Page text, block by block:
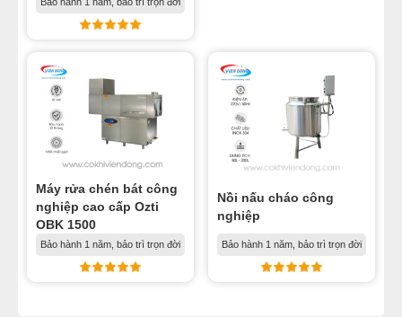
Máy rửa chén bát công
nghiệp cao cấp Ozti
OBK 1500
Bảo hành 1 năm, bảo trì trọn đời
Nồi nấu cháo công
nghiệp
Bảo hành 1 năm, bảo trì trọn đời